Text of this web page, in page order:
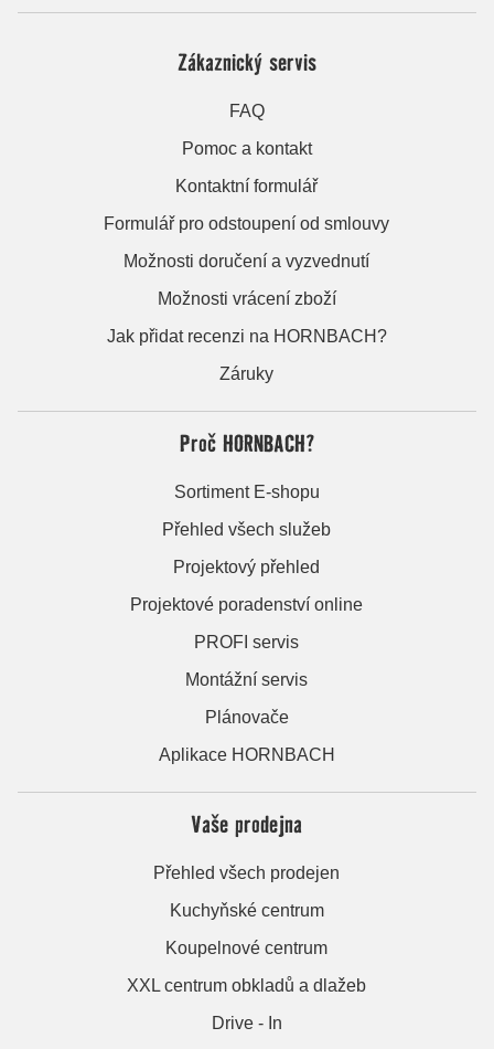
Zákaznický servis
FAQ
Pomoc a kontakt
Kontaktní formulář
Formulář pro odstoupení od smlouvy
Možnosti doručení a vyzvednutí
Možnosti vrácení zboží
Jak přidat recenzi na HORNBACH?
Záruky
Proč HORNBACH?
Sortiment E-shopu
Přehled všech služeb
Projektový přehled
Projektové poradenství online
PROFI servis
Montážní servis
Plánovače
Aplikace HORNBACH
Vaše prodejna
Přehled všech prodejen
Kuchyňské centrum
Koupelnové centrum
XXL centrum obkladů a dlažeb
Drive - In